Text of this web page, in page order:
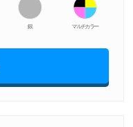
銀 マルチカラー